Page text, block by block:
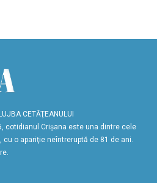
CETĂŢEANULUI
cotidianul Crişana este una dintre cele
o apariţie neîntreruptă de 81 de ani.